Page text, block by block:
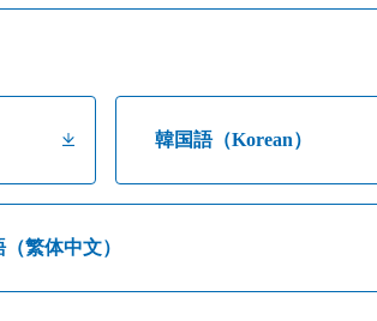
韓国語（Korean）
繁体中文）